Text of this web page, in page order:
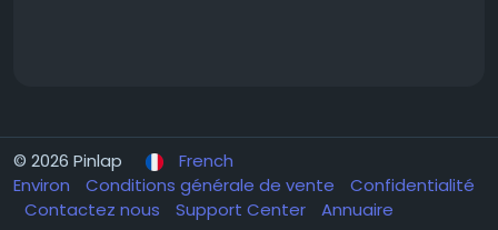
© 2026 Pinlap
French
Environ
Conditions générale de vente
Confidentialité
Contactez nous
Support Center Annuaire